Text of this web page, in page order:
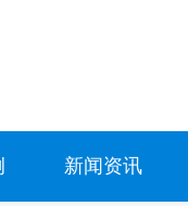
新闻资讯